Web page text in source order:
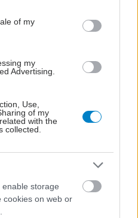
purposes in below Google
of my
my
Advertising.
Use,
of my
with the
collected.
storage
cookies on web or
Ανεύρυσμα κοιλιακής